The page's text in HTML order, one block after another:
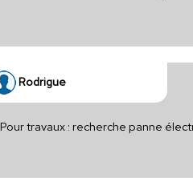
Rodrigue
Pour travaux : recherche panne